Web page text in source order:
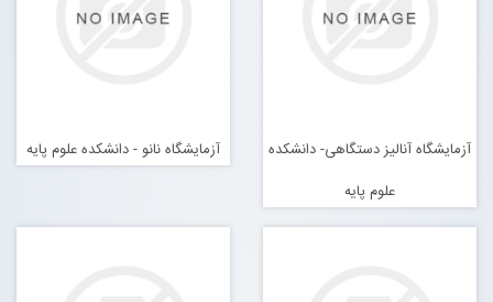
آزمایشگاه نانو - دانشکده علوم پایه
آزمایشگاه آنالیز دستگاهی- دانشکده
علوم پایه